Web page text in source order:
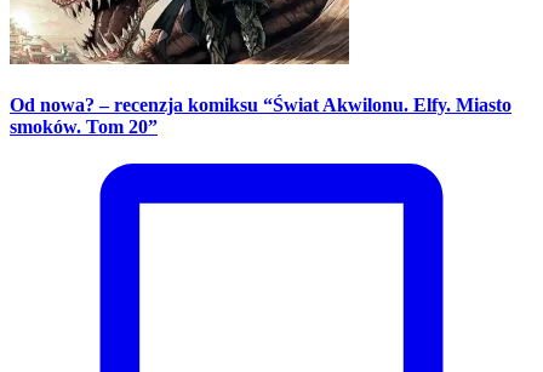
Od nowa? – recenzja komiksu “Świat Akwilonu. Elfy. Miasto
smoków. Tom 20”